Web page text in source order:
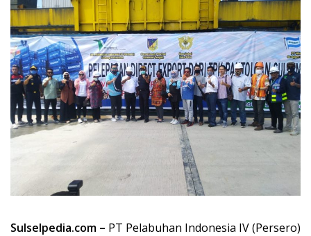
Sulselpedia.com – PT Pelabuhan Indonesia IV (Persero)